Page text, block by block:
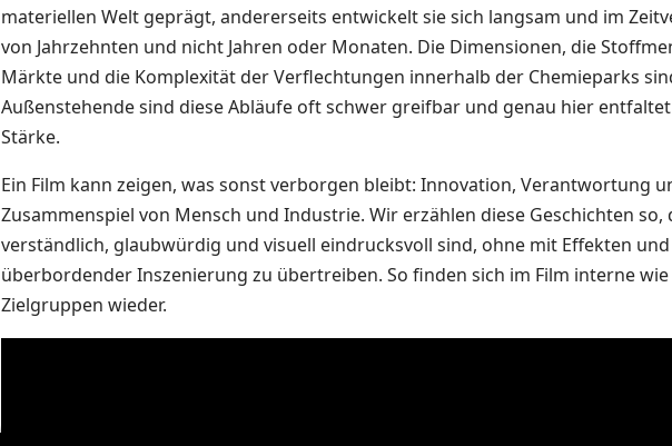
materiellen Welt geprägt, andererseits entwickelt sie sich langsam und im
von Jahrzehnten und nicht Jahren oder Monaten. Die Dimensionen, die
Märkte und die Komplexität der Verflechtungen innerhalb der Chemieparks
Außenstehende sind diese Abläufe oft schwer greifbar und genau hier
Stärke.
Ein Film kann zeigen, was sonst verborgen bleibt: Innovation, Verantwortung
Zusammenspiel von Mensch und Industrie. Wir erzählen diese Geschichten so,
verständlich, glaubwürdig und visuell eindrucksvoll sind, ohne mit Effekten und
überbordender Inszenierung zu übertreiben. So finden sich im Film interne
Zielgruppen wieder.